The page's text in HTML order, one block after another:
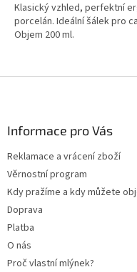
Klasický vzhled, perfektní
porcelán. Ideální šálek pro
Objem 200 ml.
Informace pro Vás
Reklamace a vrácení zboží
Věrnostní program
Kdy pražíme a kdy můžete
Doprava
Platba
O nás
Proč vlastní mlýnek?